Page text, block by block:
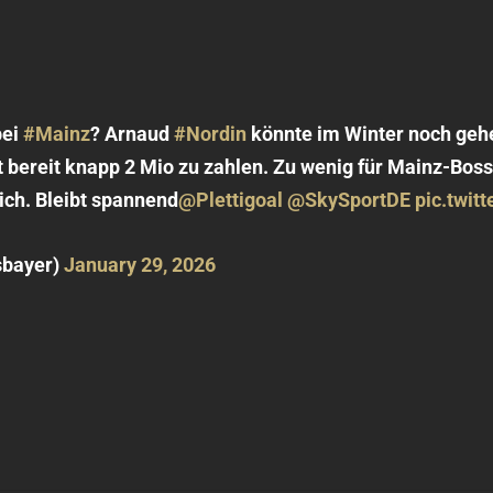
#Mainz? Arnaud #Nordinkönnte im Winter noch
knapp 2 Mio zu zahlen. Zu wenig für Mainz-
Bleibt spannend@Plettigoal @SkySportDE
January 29, 2026